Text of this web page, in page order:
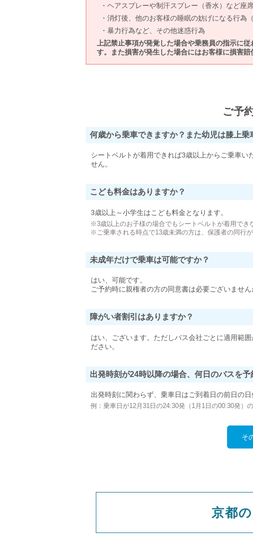
ヘアスプレーや制汗スプレー（香水）など座
消灯後、他のお客様の睡眠の妨げになる行為
暴力行為など、その他迷惑行為
上記禁止事項が発覚した場合や乗務員の指示に
す。また損害が発生した場合にはお客様に損害賠
ご予
何歳から乗車できますか？また幼児は膝上乗
シートベルトが着用できれば3歳以上からご乗車
せん。
こども料金はありますか？
3歳以上～小学生はこども料金となります。
※3歳以上のお子様の場合でもシートベルトが着用でき
※ご乗車される時点で13歳未満の方は、保護者の同行が
未成年だけで乗車は可能ですか？
はい、可能です。
ご予約時に親権者の方の同意書は必要ございませ
障がい者割引はありますか？
はい、ございます。ただしバス会社ごとに適用範
ださい。
出発時刻が24時以降の場合、何日のバスを
出発時刻に関わらず、乗車日はご到着日の前日の日
例：乗車日が12月31日の24:30発（1月1日の00:30発）
そ
京都